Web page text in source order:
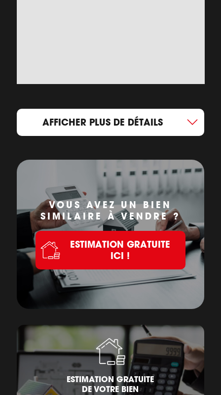
AFFICHER PLUS DE DÉTAILS
VOUS AVEZ UN BIEN
SIMILAIRE À VENDRE ?
ESTIMATION GRATUITE
ICI !
ESTIMATION GRATUITE
DE VOTRE BIEN